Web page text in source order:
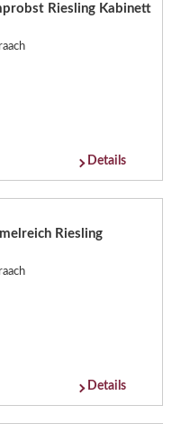
Riesling Kabinett
Details
Riesling
Details